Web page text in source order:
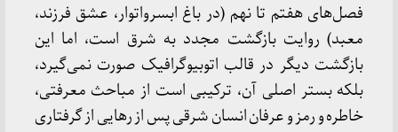
فصل‌های هفتم تا نهم (در باغ ابسرواتوار، عشق فرزند،
معبد) روایت بازگشت مجدد به شرق است، اما این
بازگشت دیگر در قالب اتوبیوگرافیک صورت نمی‌گیرد،
بلکه بستر اصلی آن، ترکیبی است از مباحث معرفتی،
خاطره و رمز و عرفان انسان شرقی پس از رهایی از گرفتاری